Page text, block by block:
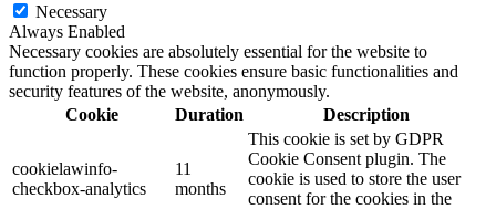
Necessary
Always Enabled
Necessary cookies are absolutely essential for the website to
function properly. These cookies ensure basic functionalities and
security features of the website, anonymously.
Cookie
Duration Description
cookielawinfo-
checkbox-analytics
11
months
This cookie is set by GDPR
Cookie Consent plugin. The
cookie is used to store the user
consent for the cookies in the